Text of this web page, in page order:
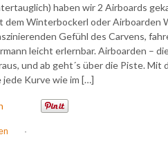
haben wir 2 Airboards
dem Winterbockerl oder Airboarden
Gefühl des Carvens,
leicht erlernbar. Airboarden –
und ab geht´s über die Piste.
jede Kurve wie im […]
·